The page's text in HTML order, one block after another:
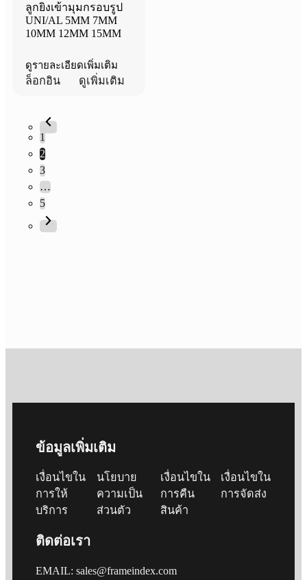
ลูกยิงเข้ามุมกรอบรูป
UNI/AL 5MM 7MM
10MM 12MM 15MM
ดูรายละเอียดเพิ่มเติม
ล็อกอิน ดูเพิ่มเติม
1
2
3
…
5
ข้อมูลเพิ่มเติม
เงื่อนไขใน
การให้
บริการ
นโยบาย
ความเป็น
ส่วนตัว
เงื่อนไขใน
การคืน
สินค้า
เงื่อนไขใน
การจัดส่ง
ติดต่อเรา
EMAIL: sales@frameindex.com